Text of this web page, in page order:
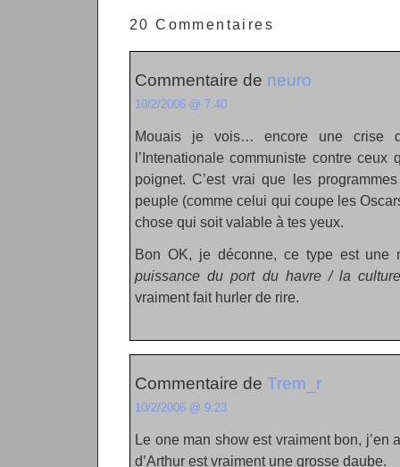
20 Commentaires
Commentaire de neuro
10/2/2006 @ 7:40
Mouais je vois… encore une crise
l’Intenationale communiste contre
poignet. C’est vrai que les
peuple (comme celui qui coupe les
chose qui soit valable à tes yeux.
Bon OK, je déconne, ce type est une
puissance du port du havre / la
vraiment fait hurler de rire.
Commentaire de Trem_r
10/2/2006 @ 9:23
Le one man show est vraiment bon, j’en
d’Arthur est vraiment une grosse daube.